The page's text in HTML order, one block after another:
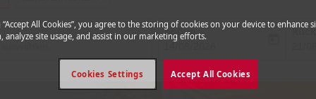
Abflug
fc-
“Accept All Cookies”, you agree to the storing of cookies on your device to enhance
analyze site usage, and assist in our marketing efforts.
Accept All Cookies
Cookies Settings